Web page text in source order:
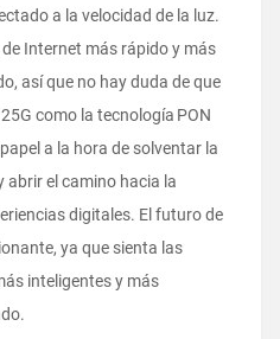
a la velocidad de la luz.
Internet más rápido y más
así que no hay duda de que
como la tecnología PON
a la hora de solventar la
abrir el camino hacia la
digitales. El futuro de
ya que sienta las
inteligentes y más